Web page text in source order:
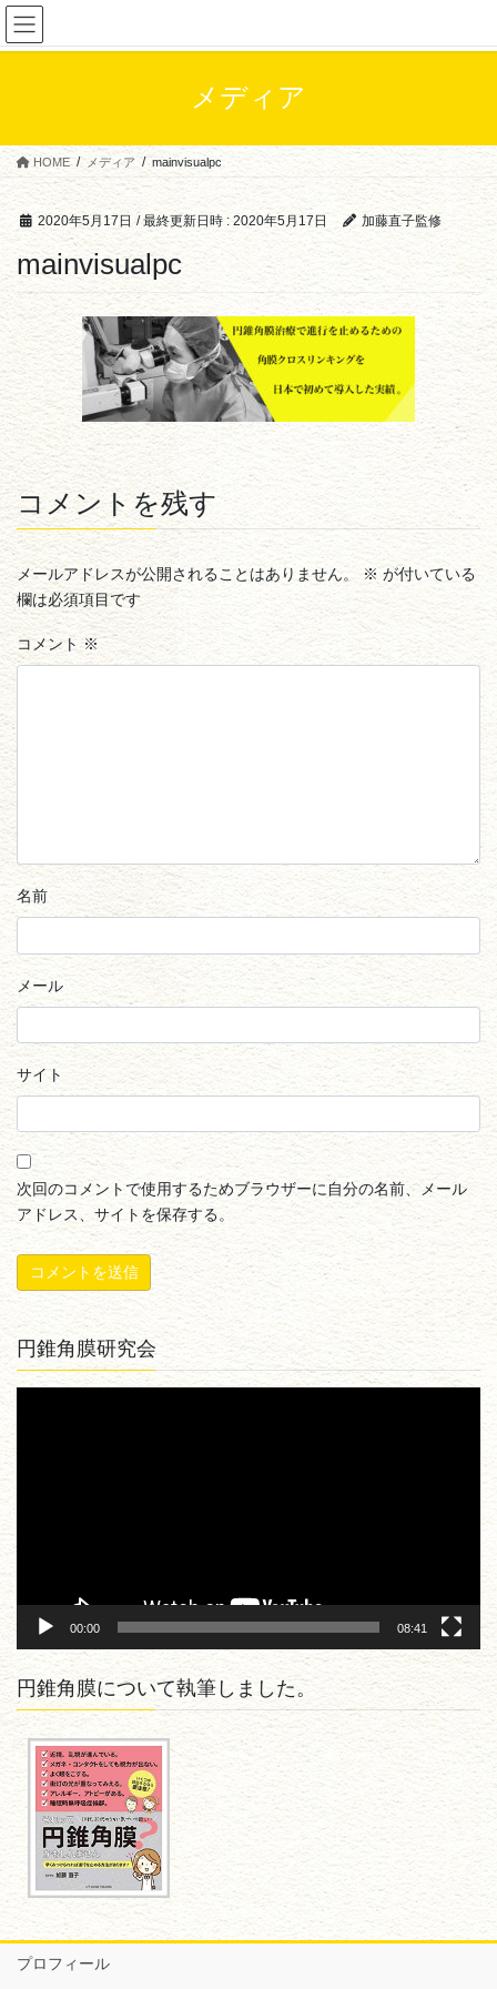
コ
ン
テ
ス
キ
ッ
プ
ナ
ビ
ゲ
ン
に
移
動
メディア
HOME メディア mainvisualpc
2020年5月17日 / 最終更新日時 : 2020年5月17日 加藤直子監修
mainvisualpc
コメントを残す
メールアドレスが公開されることはありません。 ※ が付いている
欄は必須項目です
コメント※
名前
メール
サイト
次回のコメントで使用するためブラウザーに自分の名前、メール
アドレス、サイトを保存する。
円錐角膜研究会
00:00 08:41
円錐角膜について執筆しました。
プロフィール